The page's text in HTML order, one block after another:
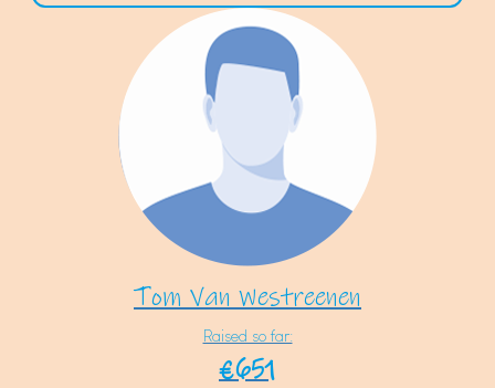
Tom Van Westreenen
Raised so far:
€651